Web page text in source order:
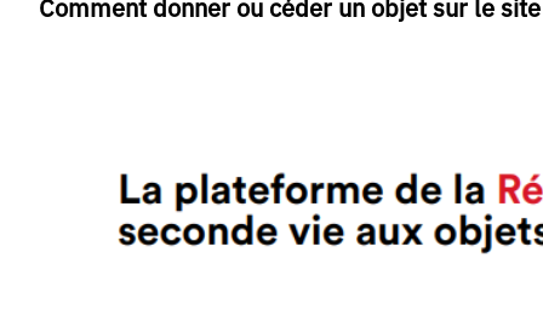
Comment donner ou céder un objet sur le